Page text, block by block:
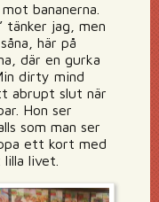
bananerna.
tänker jag, men
här på
där en gurka
dirty mind
abrupt slut när
Hon ser
som man ser
ett kort med
livet.